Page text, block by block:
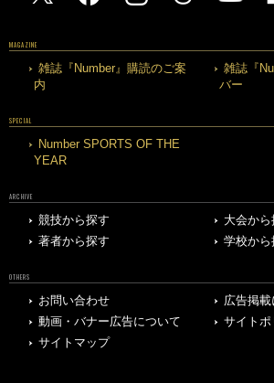
MAGAZINE
雑誌『Number』購読のご案
内
雑誌『
バー
SPECIAL
Number SPORTS OF THE
YEAR
ARCHIVE
競技から探す
大会から
著者から探す
学校から
OTHERS
お問い合わせ
広告掲
動画・バナー広告について
サイトポ
サイトマップ